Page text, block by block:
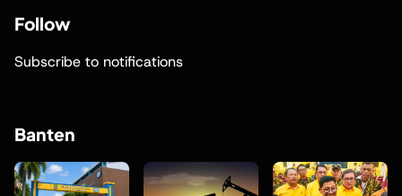
Follow
Subscribe to notifications
Banten